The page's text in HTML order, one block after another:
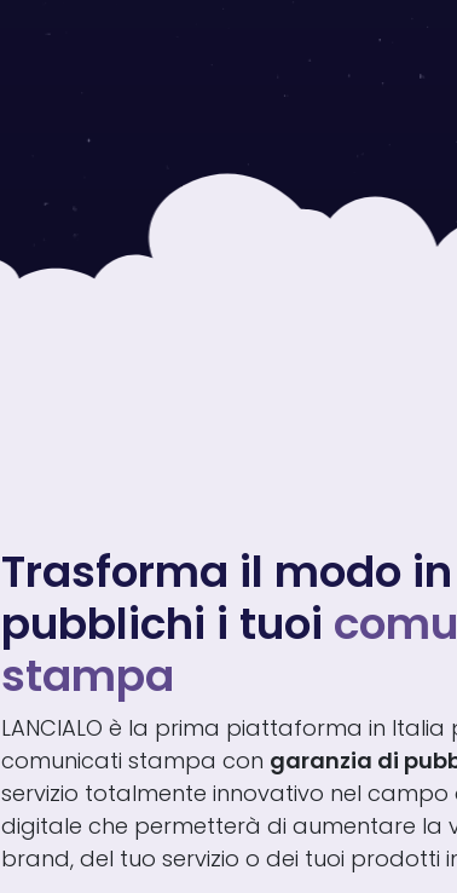
Trasforma il modo
pubblichi i tuoi
stampa
LANCIALO è la prima piattaforma in Italia
comunicati stampa con garanzia di
servizio totalmente innovativo nel campo
digitale che permetterà di aumentare la
brand, del tuo servizio o dei tuoi prodotti